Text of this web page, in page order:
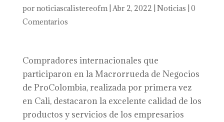
por noticiascalistereofm| Abr 2, 2022 Noticias 0
Comentarios
Compradores internacionales que
participaron en la Macrorrueda de Negocios
de ProColombia, realizada por primera vez
en Cali, destacaron la excelente calidad de los
productos y servicios de los empresarios